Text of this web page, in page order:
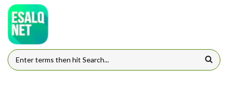
Pular para o conteúdo principal
FORMULÁRIO DE BUSCA